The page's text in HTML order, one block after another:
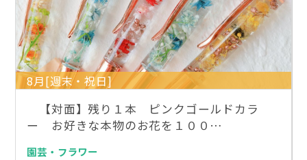
8月[週末・祝日]
【対面】残り１本 ピンクゴールドカラ
ー お好きな本物のお花を１００…
園芸・フラワー